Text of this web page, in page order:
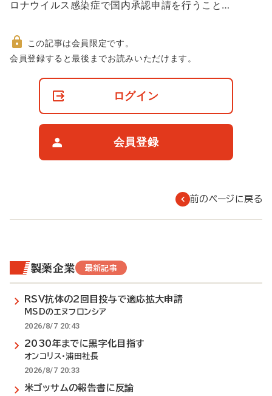
ロナウイルス感染症で国内承認申請を行うこと…
非
この記事は会員限定です。
会員登録すると最後までお読みいただけます。
ログイン
会員登録
前のページに戻る
製薬企業 最新記事
RSV抗体の2回目投与で適応拡大申請
MSDのエヌフロンシア
2026/8/7 20:43
2030年までに黒字化目指す
オンコリス・浦田社長
2026/8/7 20:33
米ゴッサムの報告書に反論